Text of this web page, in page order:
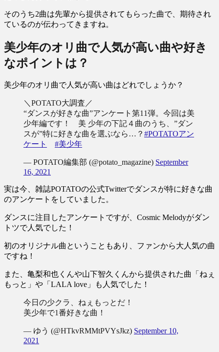
そのうち2曲は先輩から提供されてもらった曲で、期待され
ているのが伝わってきますね。
美少年のオリ曲で人気が高い曲や好き
なポイントは？
美少年のオリ曲で人気が高い曲はどれでしょうか？
＼POTATO大調査／
“ダンスが好きな曲”アンケート第11弾。今回は美
少年編です！ 美 少年の下記４曲のうち、”ダン
スが”特に好きな曲を選ぶなら…？ #POTATOアン
ケート
#美少年
— POTATO編集部 (@potato_magazine) September
16, 2021
実は今、雑誌POTATOの公式Twitterでダンスが特に好きな曲
のアンケートをしていました。
ダンスに注目したアンケートですが、Cosmic Melodyがダン
トツで人気でした！
初のオリジナル曲ということもあり、ファンから大人気の曲
ですね！
また、亀梨和也くんや山下智久くんから提供された曲「ねぇ
もっと」や「LALA love」も人気でした！
今日の少クラ、ねぇもっとだ！
美少年で1番好きな曲！
— ゆう (@HTkvRMMtPVYsJkz) September 10,
2021